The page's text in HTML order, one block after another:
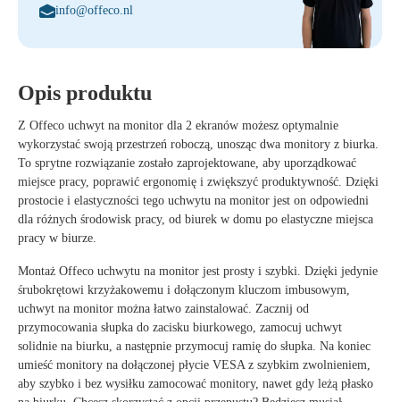
info@offeco.nl
Opis produktu
Z Offeco uchwyt na monitor dla 2 ekranów możesz optymalnie
wykorzystać swoją przestrzeń roboczą, unosząc dwa monitory z biurka.
To sprytne rozwiązanie zostało zaprojektowane, aby uporządkować
miejsce pracy, poprawić ergonomię i zwiększyć produktywność. Dzięki
prostocie i elastyczności tego uchwytu na monitor jest on odpowiedni
dla różnych środowisk pracy, od biurek w domu po elastyczne miejsca
pracy w biurze.
Montaż Offeco uchwytu na monitor jest prosty i szybki. Dzięki jedynie
śrubokrętowi krzyżakowemu i dołączonym kluczom imbusowym,
uchwyt na monitor można łatwo zainstalować. Zacznij od
przymocowania słupka do zacisku biurkowego, zamocuj uchwyt
solidnie na biurku, a następnie przymocuj ramię do słupka. Na koniec
umieść monitory na dołączonej płycie VESA z szybkim zwolnieniem,
aby szybko i bez wysiłku zamocować monitory, nawet gdy leżą płasko